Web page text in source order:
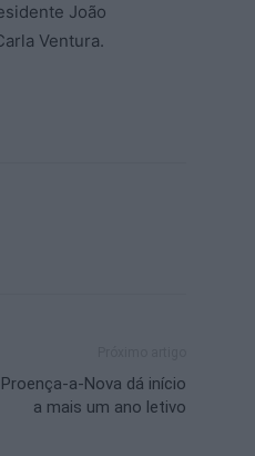
João
Ventura.
a-Nova dá início
a mais um ano letivo